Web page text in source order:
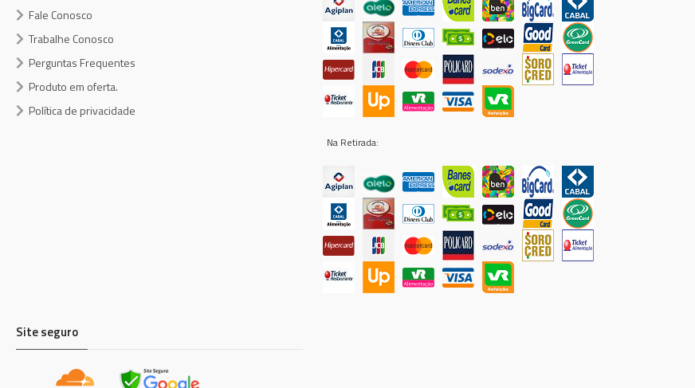
Fale Conosco
Trabalhe Conosco
Perguntas Frequentes
Produto em oferta.
Política de privacidade
Na Retirada:
Site seguro